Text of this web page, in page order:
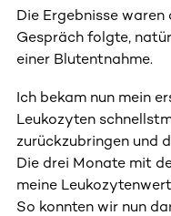
Die Ergebnisse
Gespräch folgte,
einer Blutentnahme.
Ich bekam nun mein
Leukozyten
zurückzubringen und
Die drei Monate mit
meine
So konnten wir nun